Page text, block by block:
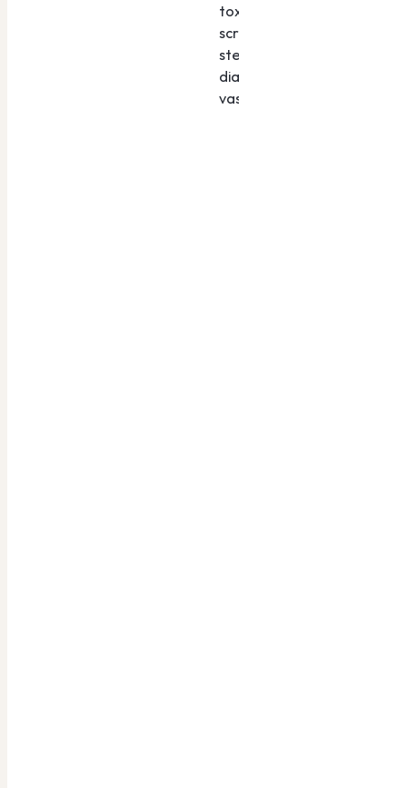
toxicologische
screening voor het
stellen van de juiste
diagnose van LAC
vasculitis.